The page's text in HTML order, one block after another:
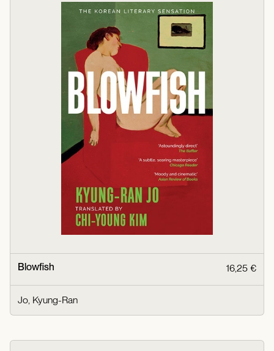
Blowfish 16,25 €
Jo, Kyung-Ran